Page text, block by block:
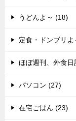
うどんよ～ (18)
定食・ドンブリよ
ほぼ週刊、外食日
パソコン (27)
在宅ごはん (23)